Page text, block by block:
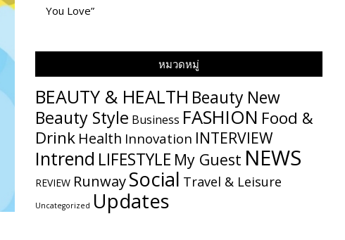
You Love”
หมวดหมู่
BEAUTY & HEALTH Beauty New
Beauty Style Business FASHION Food &
Drink Health Innovation INTERVIEW
Intrend LIFESTYLE My​ Guest NEWS
REVIEW RunwaySocial Travel & Leisure
Uncategorized Updates